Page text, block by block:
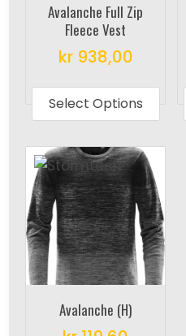
Avalanche Full Zip
Fleece Vest
kr938,00
Select Options
has
The
may
be
Avalanche (H)